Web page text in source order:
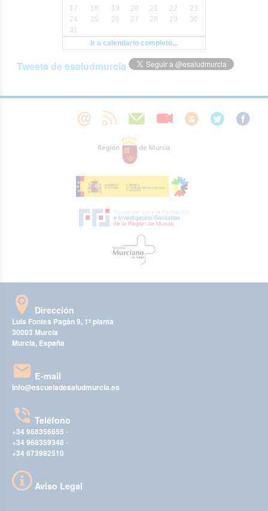
17
18 19 20 21 22
23
24
25 26 27 28 29
30
31
Ir a calendario completo...
Tweets de esaludmurcia
Dirección
Luis Fontes Pagán 9, 1ª planta
30003 Murcia
Murcia, España
E-mail
info@escueladesaludmurcia.es
Teléfono
+34 968356655 -
+34 968359348 -
+34 673992510
Aviso Legal